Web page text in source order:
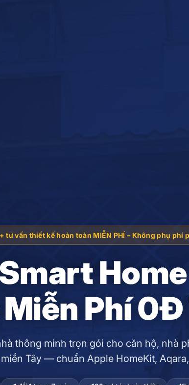
tư vấn thiết kế hoàn toàn MIỄN PHÍ – Không phụ phí
Phí
thông minh trọn gói cho căn hộ, nhà
Tây — chuẩn Apple HomeKit,